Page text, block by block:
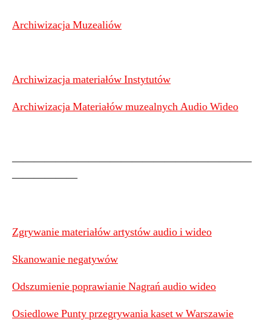
Archiwizacja Muzealiów
Archiwizacja materiałów Instytutów
Archiwizacja Materiałów muzealnych Audio Wideo
——————————————————————
——————
Zgrywanie materiałów artystów audio i wideo
Skanowanie negatywów
Odszumienie poprawianie Nagrań audio wideo
Osiedlowe Punty przegrywania kaset w Warszawie